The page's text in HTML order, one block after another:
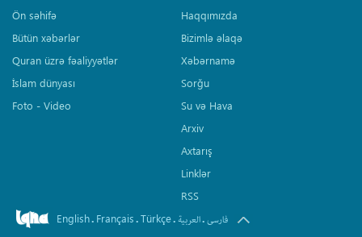
Ön səhifə
Bütün xəbərlər
Quran üzrə fəaliyyətlər
İslam dünyası
Foto - Video
Haqqımızda
Bizimlə əlaqə
Xəbərnamə
Sorğu
Su və Hava
Arxiv
Axtarış
Linklər
RSS
English. Français.Türkçe. العربیة.فارسی